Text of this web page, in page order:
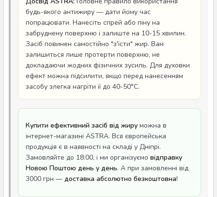
будь-якого антижиру — дати йому час
попрацювати. Нанесіть спрей або піну на
забруднену поверхню і залиште на 10-15 хвилин.
Засіб повинен самостійно "з'їсти" жир. Вам
залишиться лише протерти поверхню, не
докладаючи жодних фізичних зусиль. Для духовки
ефект можна підсилити, якщо перед нанесенням
засобу злегка нагріти її до 40-50°C.
Купити ефективний засіб від жиру можна в
інтернет-магазині ASTRA. Вся європейська
продукція є в наявності на складі у Дніпрі.
Замовляйте до 18:00, і ми організуємо відправку
Новою Поштою день у день. А при замовленні від
3000 грн — доставка абсолютно безкоштовна!